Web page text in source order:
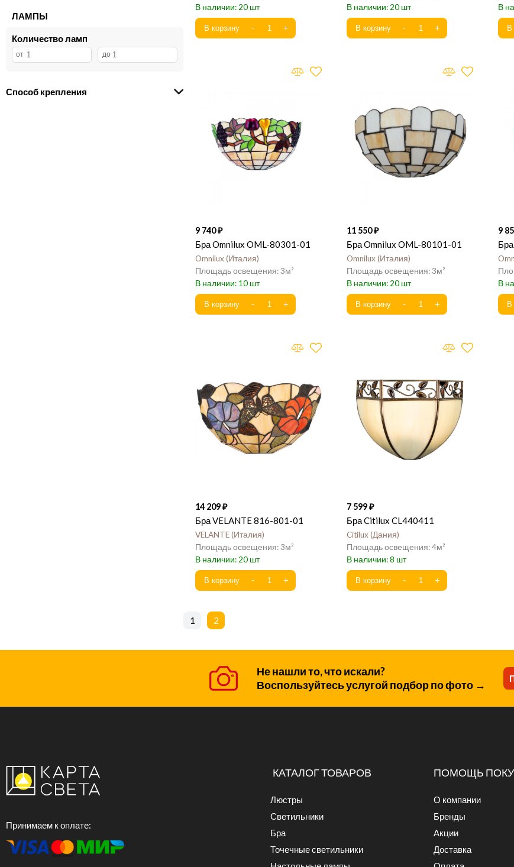
ЛАМПЫ
Количество ламп
Способ крепления
20
20
9 740
Бра Omnilux OML-80301-01
Omnilux Италия
3
10
11 550
Бра Omnilux OML-80101-01
Omnilux Италия
3
20
9
14 209
Бра VELANTE 816-801-01
VELANTE Италия
3
20
7 599
Бра Citilux CL440411
Citilux Дания
4
8
1 2
Не нашли то, что искали?
Воспользуйтесь услугой подбор по фото →
Принимаем к оплате:
КАТАЛОГ ТОВАРОВ
Люстры
Светильники
Бра
Точечные светильники
ПОМОЩЬ
О компании
Бренды
Акции
Доставка